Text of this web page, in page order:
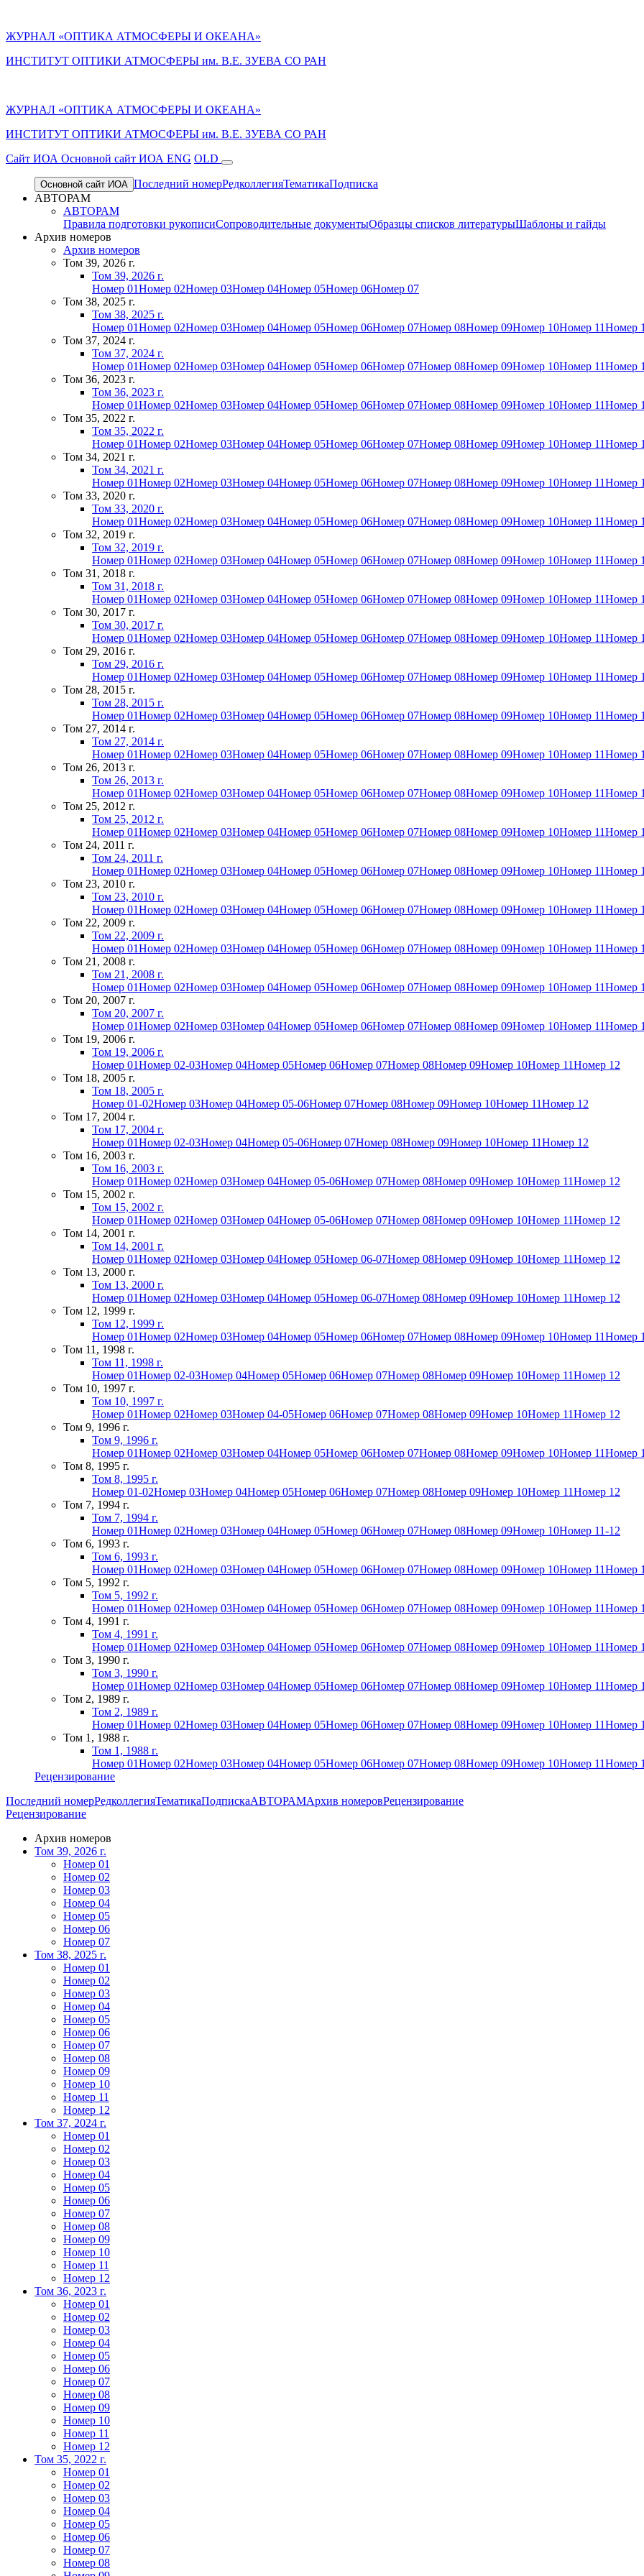
ЖУРНАЛ «ОПТИКА АТМОСФЕРЫ И ОКЕАНА»
ИНСТИТУТ ОПТИКИ АТМОСФЕРЫ им. В.Е. ЗУЕВА СО РАН
ЖУРНАЛ «ОПТИКА АТМОСФЕРЫ И ОКЕАНА»
ИНСТИТУТ ОПТИКИ АТМОСФЕРЫ им. В.Е. ЗУЕВА СО РАН
Cайт ИОА Основной сайт ИОА ENG OLD
Основной сайт ИОА Последний номерРедколлегияТематикаПодписка
АВТОРАМ
АВТОРАМ
Правила подготовки рукописиСопроводительные документыОбразцы списков литературыШаблоны и гайды
Архив номеров
Архив номеров
Том 39, 2026 г.
Том 39, 2026 г.
Номер 01Номер 02Номер 03Номер 04Номер 05Номер 06Номер 07
Том 38, 2025 г.
Том 38, 2025 г.
Номер 01Номер 02Номер 03Номер 04Номер 05Номер 06Номер 07Номер 08Номер 09Номер 10Номер 11Номер
Том 37, 2024 г.
Том 37, 2024 г.
Номер 01Номер 02Номер 03Номер 04Номер 05Номер 06Номер 07Номер 08Номер 09Номер 10Номер 11Номер
Том 36, 2023 г.
Том 36, 2023 г.
Номер 01Номер 02Номер 03Номер 04Номер 05Номер 06Номер 07Номер 08Номер 09Номер 10Номер 11Номер
Том 35, 2022 г.
Том 35, 2022 г.
Номер 01Номер 02Номер 03Номер 04Номер 05Номер 06Номер 07Номер 08Номер 09Номер 10Номер 11Номер
Том 34, 2021 г.
Том 34, 2021 г.
Номер 01Номер 02Номер 03Номер 04Номер 05Номер 06Номер 07Номер 08Номер 09Номер 10Номер 11Номер
Том 33, 2020 г.
Том 33, 2020 г.
Номер 01Номер 02Номер 03Номер 04Номер 05Номер 06Номер 07Номер 08Номер 09Номер 10Номер 11Номер
Том 32, 2019 г.
Том 32, 2019 г.
Номер 01Номер 02Номер 03Номер 04Номер 05Номер 06Номер 07Номер 08Номер 09Номер 10Номер 11Номер
Том 31, 2018 г.
Том 31, 2018 г.
Номер 01Номер 02Номер 03Номер 04Номер 05Номер 06Номер 07Номер 08Номер 09Номер 10Номер 11Номер
Том 30, 2017 г.
Том 30, 2017 г.
Номер 01Номер 02Номер 03Номер 04Номер 05Номер 06Номер 07Номер 08Номер 09Номер 10Номер 11Номер
Том 29, 2016 г.
Том 29, 2016 г.
Номер 01Номер 02Номер 03Номер 04Номер 05Номер 06Номер 07Номер 08Номер 09Номер 10Номер 11Номер
Том 28, 2015 г.
Том 28, 2015 г.
Номер 01Номер 02Номер 03Номер 04Номер 05Номер 06Номер 07Номер 08Номер 09Номер 10Номер 11Номер
Том 27, 2014 г.
Том 27, 2014 г.
Номер 01Номер 02Номер 03Номер 04Номер 05Номер 06Номер 07Номер 08Номер 09Номер 10Номер 11Номер
Том 26, 2013 г.
Том 26, 2013 г.
Номер 01Номер 02Номер 03Номер 04Номер 05Номер 06Номер 07Номер 08Номер 09Номер 10Номер 11Номер
Том 25, 2012 г.
Том 25, 2012 г.
Номер 01Номер 02Номер 03Номер 04Номер 05Номер 06Номер 07Номер 08Номер 09Номер 10Номер 11Номер
Том 24, 2011 г.
Том 24, 2011 г.
Номер 01Номер 02Номер 03Номер 04Номер 05Номер 06Номер 07Номер 08Номер 09Номер 10Номер 11Номер
Том 23, 2010 г.
Том 23, 2010 г.
Номер 01Номер 02Номер 03Номер 04Номер 05Номер 06Номер 07Номер 08Номер 09Номер 10Номер 11Номер
Том 22, 2009 г.
Том 22, 2009 г.
Номер 01Номер 02Номер 03Номер 04Номер 05Номер 06Номер 07Номер 08Номер 09Номер 10Номер 11Номер
Том 21, 2008 г.
Том 21, 2008 г.
Номер 01Номер 02Номер 03Номер 04Номер 05Номер 06Номер 07Номер 08Номер 09Номер 10Номер 11Номер
Том 20, 2007 г.
Том 20, 2007 г.
Номер 01Номер 02Номер 03Номер 04Номер 05Номер 06Номер 07Номер 08Номер 09Номер 10Номер 11Номер
Том 19, 2006 г.
Том 19, 2006 г.
Номер 01Номер 02-03Номер 04Номер 05Номер 06Номер 07Номер 08Номер 09Номер 10Номер 11Номер 12
Том 18, 2005 г.
Том 18, 2005 г.
Номер 01-02Номер 03Номер 04Номер 05-06Номер 07Номер 08Номер 09Номер 10Номер 11Номер 12
Том 17, 2004 г.
Том 17, 2004 г.
Номер 01Номер 02-03Номер 04Номер 05-06Номер 07Номер 08Номер 09Номер 10Номер 11Номер 12
Том 16, 2003 г.
Том 16, 2003 г.
Номер 01Номер 02Номер 03Номер 04Номер 05-06Номер 07Номер 08Номер 09Номер 10Номер 11Номер 12
Том 15, 2002 г.
Том 15, 2002 г.
Номер 01Номер 02Номер 03Номер 04Номер 05-06Номер 07Номер 08Номер 09Номер 10Номер 11Номер 12
Том 14, 2001 г.
Том 14, 2001 г.
Номер 01Номер 02Номер 03Номер 04Номер 05Номер 06-07Номер 08Номер 09Номер 10Номер 11Номер 12
Том 13, 2000 г.
Том 13, 2000 г.
Номер 01Номер 02Номер 03Номер 04Номер 05Номер 06-07Номер 08Номер 09Номер 10Номер 11Номер 12
Том 12, 1999 г.
Том 12, 1999 г.
Номер 01Номер 02Номер 03Номер 04Номер 05Номер 06Номер 07Номер 08Номер 09Номер 10Номер 11Номер
Том 11, 1998 г.
Том 11, 1998 г.
Номер 01Номер 02-03Номер 04Номер 05Номер 06Номер 07Номер 08Номер 09Номер 10Номер 11Номер 12
Том 10, 1997 г.
Том 10, 1997 г.
Номер 01Номер 02Номер 03Номер 04-05Номер 06Номер 07Номер 08Номер 09Номер 10Номер 11Номер 12
Том 9, 1996 г.
Том 9, 1996 г.
Номер 01Номер 02Номер 03Номер 04Номер 05Номер 06Номер 07Номер 08Номер 09Номер 10Номер 11Номер
Том 8, 1995 г.
Том 8, 1995 г.
Номер 01-02Номер 03Номер 04Номер 05Номер 06Номер 07Номер 08Номер 09Номер 10Номер 11Номер 12
Том 7, 1994 г.
Том 7, 1994 г.
Номер 01Номер 02Номер 03Номер 04Номер 05Номер 06Номер 07Номер 08Номер 09Номер 10Номер 11-12
Том 6, 1993 г.
Том 6, 1993 г.
Номер 01Номер 02Номер 03Номер 04Номер 05Номер 06Номер 07Номер 08Номер 09Номер 10Номер 11Номер
Том 5, 1992 г.
Том 5, 1992 г.
Номер 01Номер 02Номер 03Номер 04Номер 05Номер 06Номер 07Номер 08Номер 09Номер 10Номер 11Номер
Том 4, 1991 г.
Том 4, 1991 г.
Номер 01Номер 02Номер 03Номер 04Номер 05Номер 06Номер 07Номер 08Номер 09Номер 10Номер 11Номер
Том 3, 1990 г.
Том 3, 1990 г.
Номер 01Номер 02Номер 03Номер 04Номер 05Номер 06Номер 07Номер 08Номер 09Номер 10Номер 11Номер
Том 2, 1989 г.
Том 2, 1989 г.
Номер 01Номер 02Номер 03Номер 04Номер 05Номер 06Номер 07Номер 08Номер 09Номер 10Номер 11Номер
Том 1, 1988 г.
Том 1, 1988 г.
Номер 01Номер 02Номер 03Номер 04Номер 05Номер 06Номер 07Номер 08Номер 09Номер 10Номер 11Номер
Рецензирование
Последний номерРедколлегияТематикаПодпискаАВТОРАМАрхив номеровРецензирование
Рецензирование
Архив номеров
Том 39, 2026 г.
Номер 01
Номер 02
Номер 03
Номер 04
Номер 05
Номер 06
Номер 07
Том 38, 2025 г.
Номер 01
Номер 02
Номер 03
Номер 04
Номер 05
Номер 06
Номер 07
Номер 08
Номер 09
Номер 10
Номер 11
Номер 12
Том 37, 2024 г.
Номер 01
Номер 02
Номер 03
Номер 04
Номер 05
Номер 06
Номер 07
Номер 08
Номер 09
Номер 10
Номер 11
Номер 12
Том 36, 2023 г.
Номер 01
Номер 02
Номер 03
Номер 04
Номер 05
Номер 06
Номер 07
Номер 08
Номер 09
Номер 10
Номер 11
Номер 12
Том 35, 2022 г.
Номер 01
Номер 02
Номер 03
Номер 04
Номер 05
Номер 06
Номер 07
Номер 08